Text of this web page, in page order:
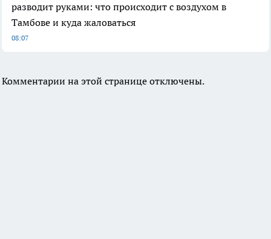
разводит руками: что происходит с воздухом в
Тамбове и куда жаловаться
08:07
Комментарии на этой странице отключены.